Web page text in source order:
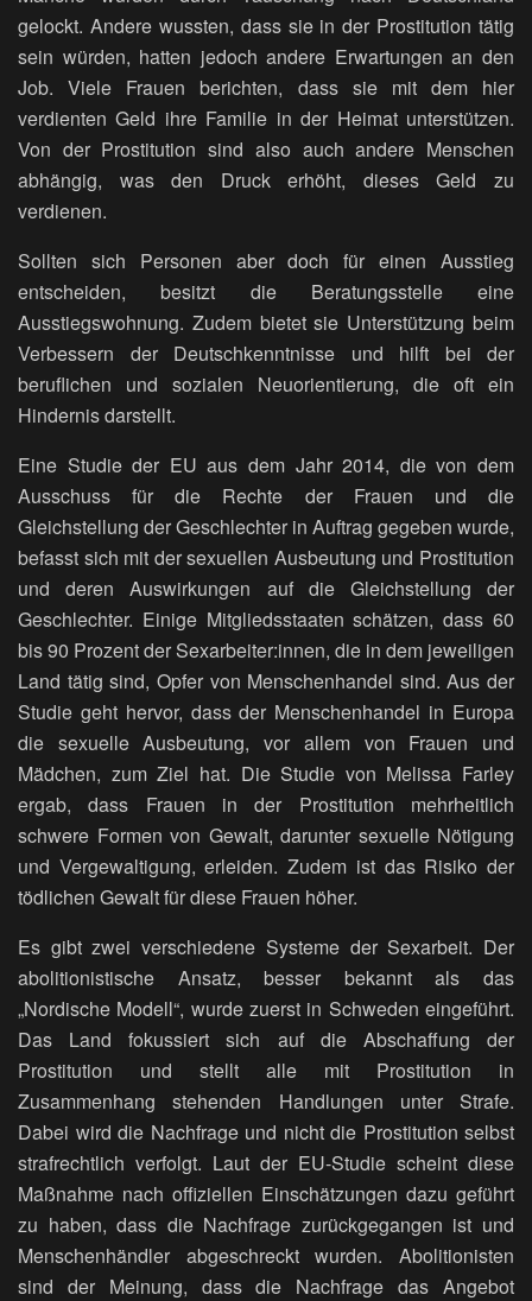
gelockt. Andere wussten, dass sie in der Prostitution tätig
sein würden, hatten jedoch andere Erwartungen an den
Job. Viele Frauen berichten, dass sie mit dem hier
verdienten Geld ihre Familie in der Heimat unterstützen.
Von der Prostitution sind also auch andere Menschen
abhängig, was den Druck erhöht, dieses Geld zu
verdienen.
Sollten sich Personen aber doch für einen Ausstieg
entscheiden, besitzt die Beratungsstelle eine
Ausstiegswohnung. Zudem bietet sie Unterstützung beim
Verbessern der Deutschkenntnisse und hilft bei der
beruflichen und sozialen Neuorientierung, die oft ein
Hindernis darstellt.
Eine Studie der EU aus dem Jahr 2014, die von dem
Ausschuss für die Rechte der Frauen und die
Gleichstellung der Geschlechter in Auftrag gegeben wurde,
befasst sich mit der sexuellen Ausbeutung und Prostitution
und deren Auswirkungen auf die Gleichstellung der
Geschlechter. Einige Mitgliedsstaaten schätzen, dass 60
bis 90 Prozent der Sexarbeiter:innen, die in dem jeweiligen
Land tätig sind, Opfer von Menschenhandel sind. Aus der
Studie geht hervor, dass der Menschenhandel in Europa
die sexuelle Ausbeutung, vor allem von Frauen und
Mädchen, zum Ziel hat. Die Studie von Melissa Farley
ergab, dass Frauen in der Prostitution mehrheitlich
schwere Formen von Gewalt, darunter sexuelle Nötigung
und Vergewaltigung, erleiden. Zudem ist das Risiko der
tödlichen Gewalt für diese Frauen höher.
Es gibt zwei verschiedene Systeme der Sexarbeit. Der
abolitionistische Ansatz, besser bekannt als das
„Nordische Modell“, wurde zuerst in Schweden eingeführt.
Das Land fokussiert sich auf die Abschaffung der
Prostitution und stellt alle mit Prostitution in
Zusammenhang stehenden Handlungen unter Strafe.
Dabei wird die Nachfrage und nicht die Prostitution selbst
strafrechtlich verfolgt. Laut der EU-Studie scheint diese
Maßnahme nach offiziellen Einschätzungen dazu geführt
zu haben, dass die Nachfrage zurückgegangen ist und
Menschenhändler abgeschreckt wurden. Abolitionisten
sind der Meinung, dass die Nachfrage das Angebot